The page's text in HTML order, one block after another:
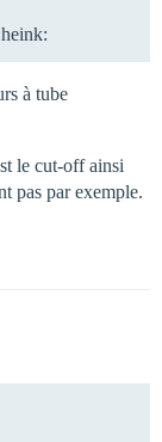
à tube
le cut-off ainsi
pas par exemple.